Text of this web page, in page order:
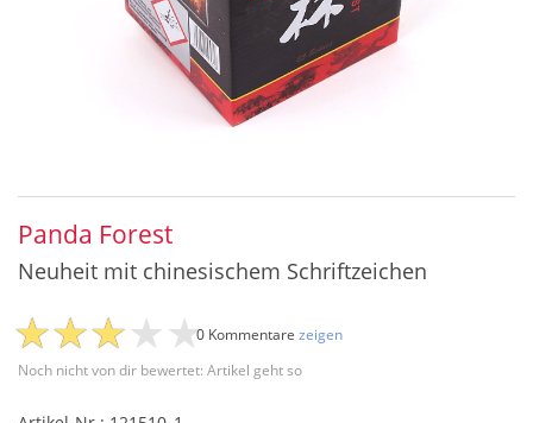
Panda Forest
Neuheit mit chinesischem Schriftzeichen
Noch nicht von dir bewertet: Artikel geht so
0 Kommentare zeigen